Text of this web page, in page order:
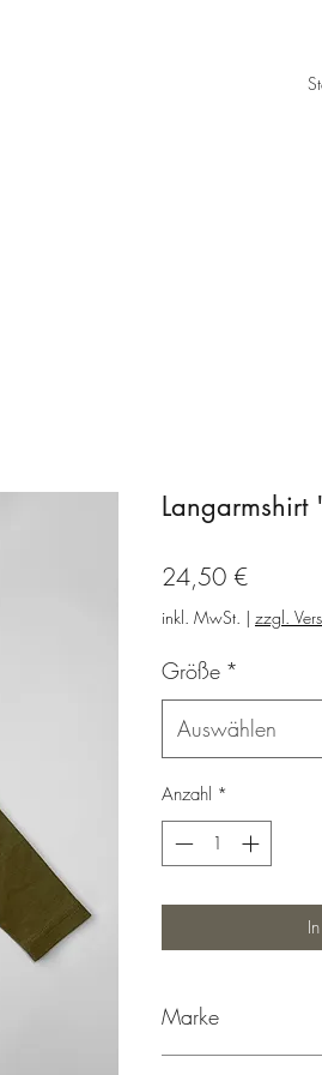
Langarmshirt
24,50 €Preis
inkl. MwSt. | zzgl.
Größe *
Auswählen
Anzahl *
Marke